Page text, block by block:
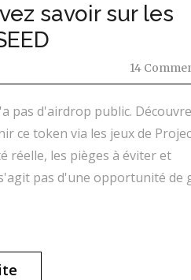
savoir sur les
14
pas d'airdrop public.
ce token via les jeux de
réelle, les pièges à éviter et
pas d'une opportunité de